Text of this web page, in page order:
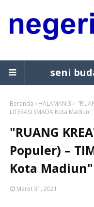
seni
Beranda HALAMAN 3
LITERASI SMADA Kota Madiun"
"RUANG
Populer) –
Kota Madiun"
Maret 31, 2021